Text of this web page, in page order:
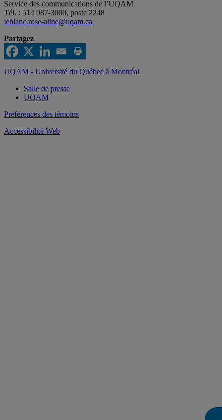
Service des communications de l’UQAM
Tél. : 514 987-3000, poste 2248
leblanc.rose-aline@uqam.ca
Partagez
UQAM - Université du Québec à Montréal
Salle de presse
UQAM
Préférences des témoins
Accessibilité Web